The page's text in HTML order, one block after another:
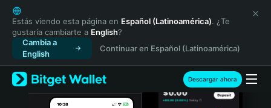
English
日本語
Tiếng Việt
Русский
Español (Latinoamérica)
Türkçe
Italiano
Estás viendo esta página en Español (Latinoamérica). ¿Te
gustaría cambiarte a English?
Cambia a
English
Continuar en Español (Latinoamérica)
Descargar ahora